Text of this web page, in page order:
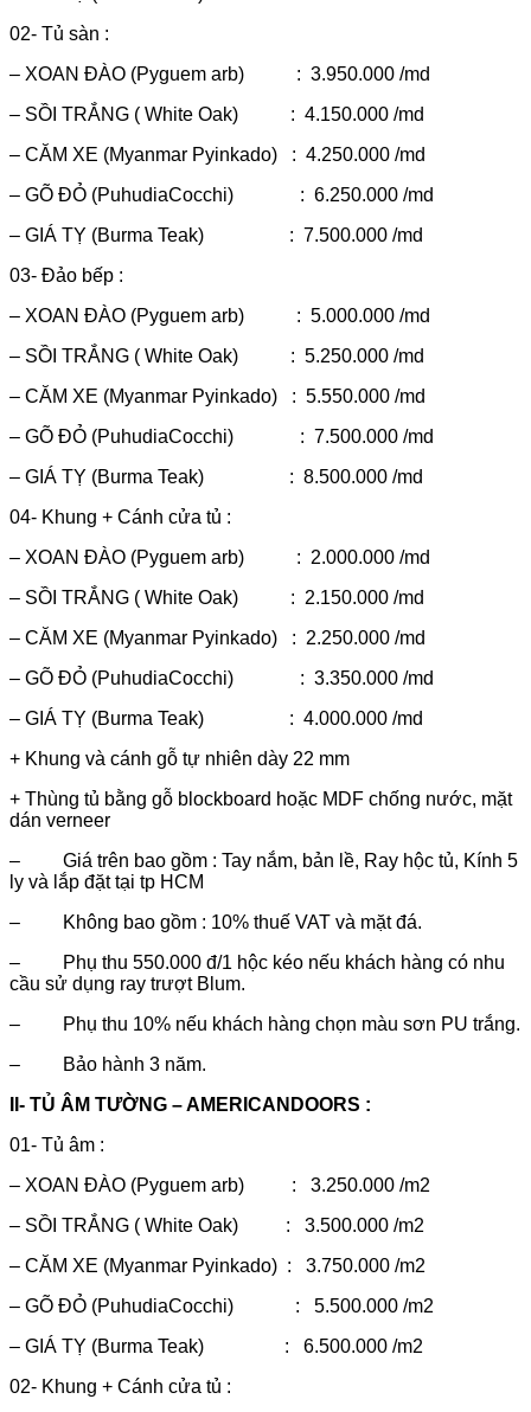
02- Tủ sàn :
– XOAN ĐÀO (Pyguem arb) : 3.950.000 /md
– SỒI TRẮNG ( White Oak) : 4.150.000 /md
– CĂM XE (Myanmar Pyinkado) : 4.250.000 /md
– GÕ ĐỎ (PuhudiaCocchi) : 6.250.000 /md
– GIÁ TỴ (Burma Teak) : 7.500.000 /md
03- Đảo bếp :
– XOAN ĐÀO (Pyguem arb) : 5.000.000 /md
– SỒI TRẮNG ( White Oak) : 5.250.000 /md
– CĂM XE (Myanmar Pyinkado) : 5.550.000 /md
– GÕ ĐỎ (PuhudiaCocchi) : 7.500.000 /md
– GIÁ TỴ (Burma Teak) : 8.500.000 /md
04- Khung + Cánh cửa tủ :
– XOAN ĐÀO (Pyguem arb) : 2.000.000 /md
– SỒI TRẮNG ( White Oak) : 2.150.000 /md
– CĂM XE (Myanmar Pyinkado) : 2.250.000 /md
– GÕ ĐỎ (PuhudiaCocchi) : 3.350.000 /md
– GIÁ TỴ (Burma Teak) : 4.000.000 /md
+ Khung và cánh gỗ tự nhiên dày 22 mm
+ Thùng tủ bằng gỗ blockboard hoặc MDF chống nước, mặt
dán verneer
– Giá trên bao gồm : Tay nắm, bản lề, Ray hộc tủ, Kính 5
ly và lắp đặt tại tp HCM
– Không bao gồm : 10% thuế VAT và mặt đá.
– Phụ thu 550.000 đ/1 hộc kéo nếu khách hàng có nhu
cầu sử dụng ray trượt Blum.
– Phụ thu 10% nếu khách hàng chọn màu sơn PU trắng.
– Bảo hành 3 năm.
II- TỦ ÂM TƯỜNG – AMERICANDOORS :
01- Tủ âm :
– XOAN ĐÀO (Pyguem arb) : 3.250.000 /m2
– SỒI TRẮNG ( White Oak) : 3.500.000 /m2
– CĂM XE (Myanmar Pyinkado) : 3.750.000 /m2
– GÕ ĐỎ (PuhudiaCocchi) : 5.500.000 /m2
– GIÁ TỴ (Burma Teak) : 6.500.000 /m2
02- Khung + Cánh cửa tủ :